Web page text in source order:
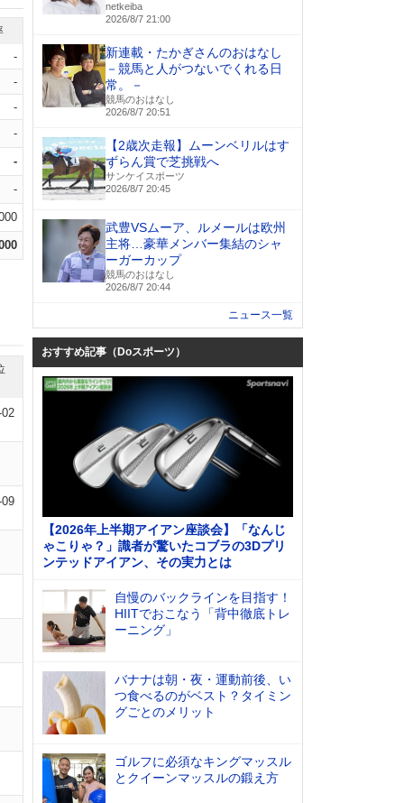
-
-
-
-
-
-
netkeiba
2026/8/7 21:00
新連載・たかぎさんのおはなし
－競馬と人がつないでくれる日
常。－
競馬のおはなし
2026/8/7 20:51
【2歳次走報】ムーンベリルはす
ずらん賞で芝挑戦へ
サンケイスポーツ
2026/8/7 20:45
武豊VSムーア、ルメールは欧州
主将…豪華メンバー集結のシャ
ーガーカップ
競馬のおはなし
2026/8/7 20:44
ニュース一覧
おすすめ記事（Doスポーツ）
【2026年上半期アイアン座談会】「なんじ
ゃこりゃ？」識者が驚いたコブラの3Dプリ
ンテッドアイアン、その実力とは
自慢のバックラインを目指す！
HIITでおこなう「背中徹底トレ
ーニング」
バナナは朝・夜・運動前後、い
つ食べるのがベスト？タイミン
グごとのメリット
ゴルフに必須なキングマッスル
とクイーンマッスルの鍛え方